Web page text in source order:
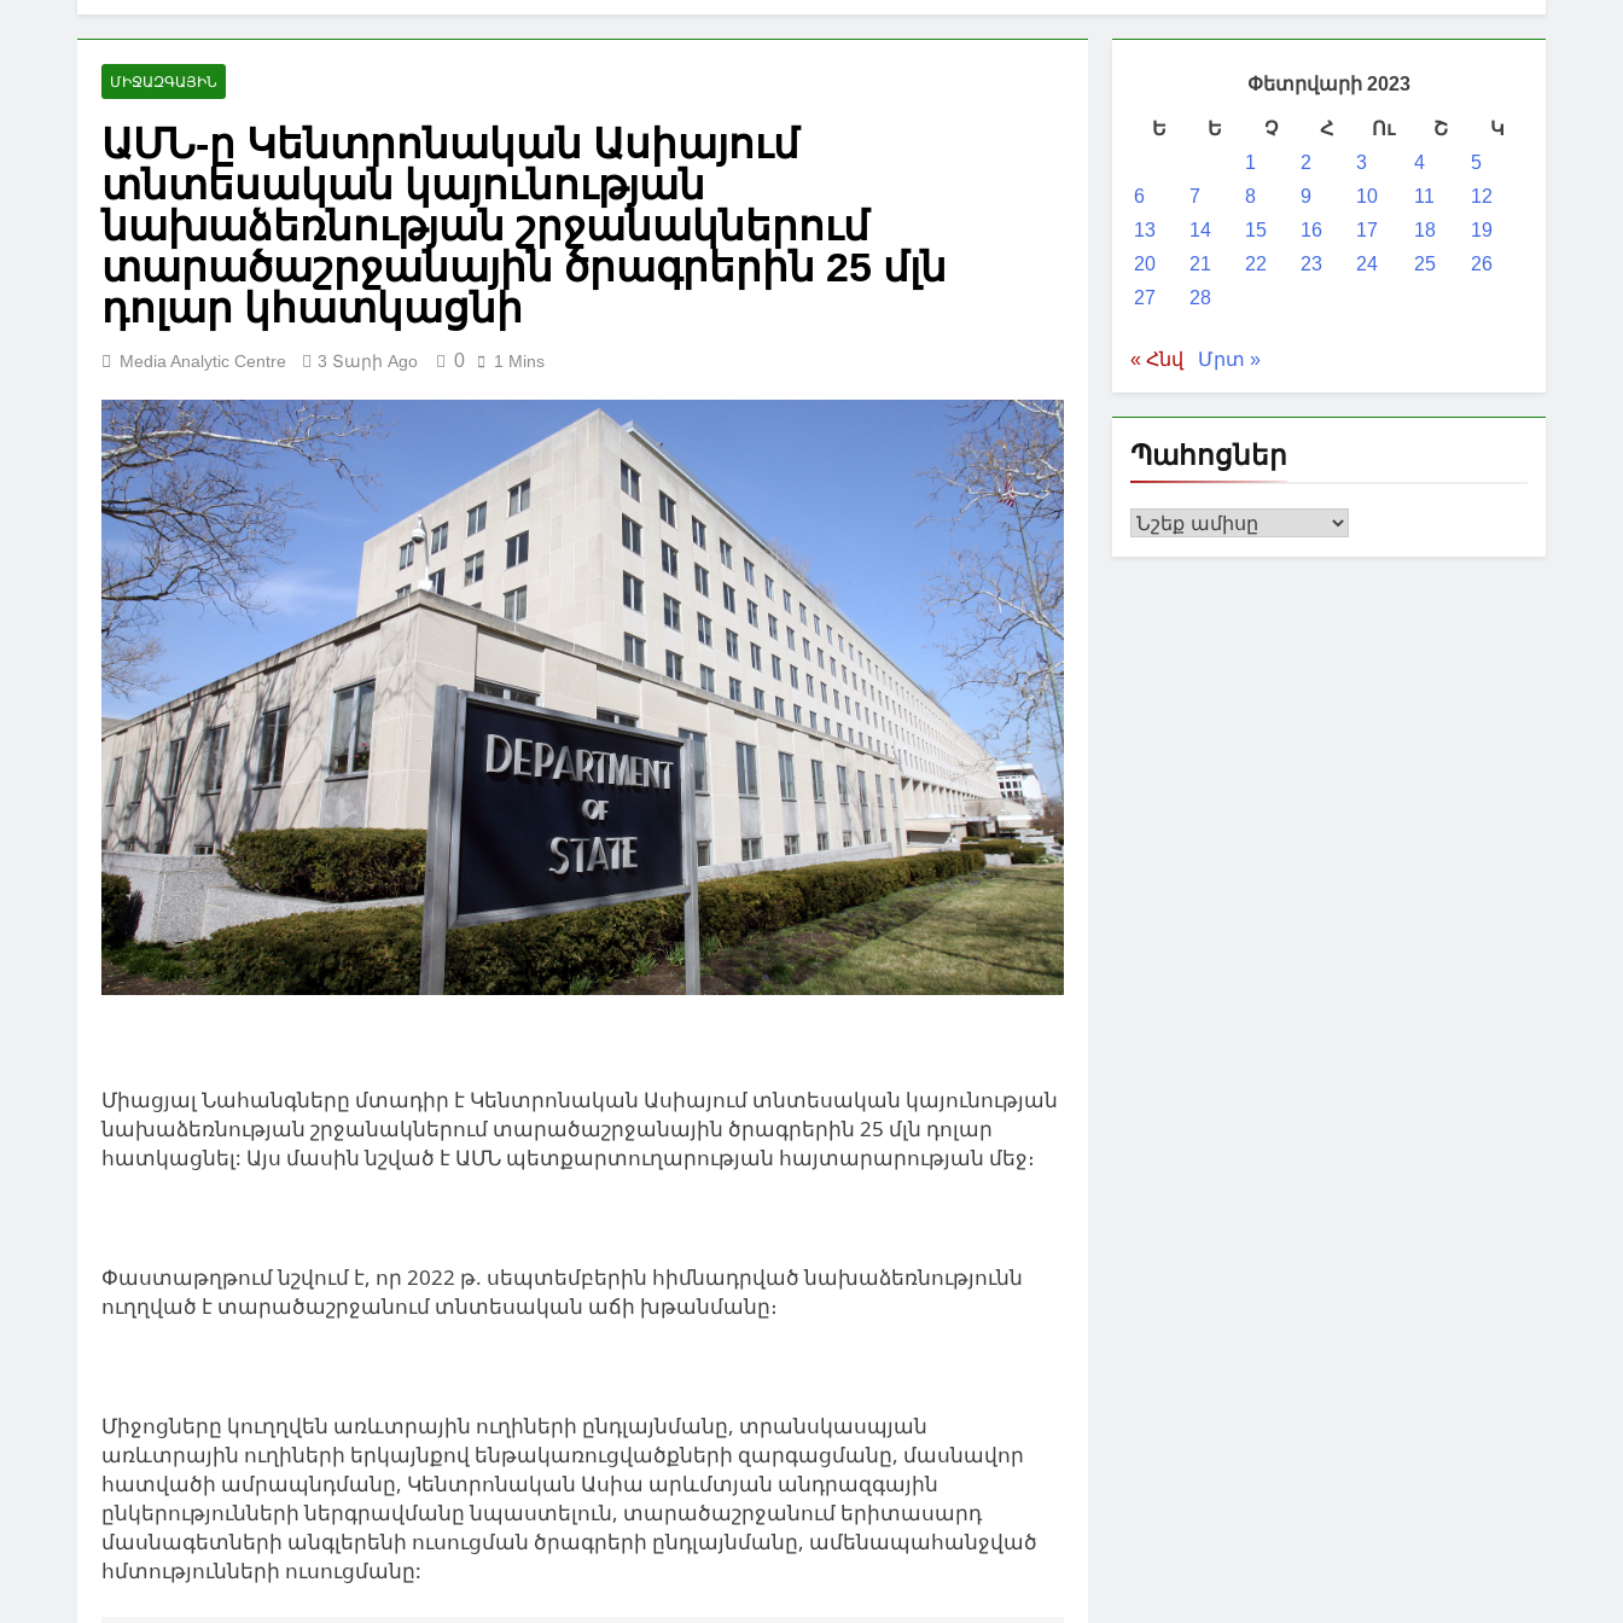
ՄԻՋԱԶԳԱՅԻՆ
ԱՄՆ-ը Կենտրոնական Ասիայում
տնտեսական կայունության
նախաձեռնության շրջանակներում
տարածաշրջանային ծրագրերին 25 մլն
դոլար կհատկացնի
Media Analytic Centre 3 Տարի Ago 0 1 Mins
Միացյալ Նահանգները մտադիր է Կենտրոնական Ասիայում տնտեսական կայունության
նախաձեռնության շրջանակներում տարածաշրջանային ծրագրերին 25 մլն դոլար
հատկացնել: Այս մասին նշված է ԱՄՆ պետքարտուղարության հայտարարության մեջ։
Փաստաթղթում նշվում է, որ 2022 թ. սեպտեմբերին հիմնադրված նախաձեռնությունն
ուղղված է տարածաշրջանում տնտեսական աճի խթանմանը։
Միջոցները կուղղվեն առևտրային ուղիների ընդլայնմանը, տրանսկասպյան
առևտրային ուղիների երկայնքով ենթակառուցվածքների զարգացմանը, մասնավոր
հատվածի ամրապնդմանը, Կենտրոնական Ասիա արևմտյան անդրազգային
ընկերությունների ներգրավմանը նպաստելուն, տարածաշրջանում երիտասարդ
մասնագետների անգլերենի ուսուցման ծրագրերի ընդլայնմանը, ամենապահանջված
հմտությունների ուսուցմանը:
Փետրվարի 2023
Ե Ե Չ Հ Ու Շ
Կ
1
2 3 4
5
6
7 8 9 10 11
12
13
14 15 16 17 18
19
20
21 22 23 24 25
26
27
28
« Հնվ Մրտ »
Պահոցներ
Պահոցներ